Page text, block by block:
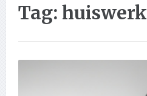
Tag: huiswerk